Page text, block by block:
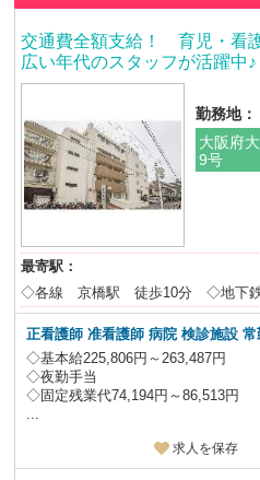
交通費全額支給！ 育児・看
広い年代のスタッフが活躍中♪
勤務地：
大阪府
9号
最寄駅：
◇各線 京橋駅 徒歩10分 ◇地下
正看護師 准看護師 病院 検診施設
◇基本給225,806円～263,487円
◇夜勤手当
◇固定残業代74,194円～86,513円
...
求人を保存